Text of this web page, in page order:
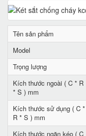
Tên sản phẩm
Model
Trọng lượng
Kích thước ngoài ( C * R
* S ) mm
Kích thước sử dụng ( C *
R * S ) mm
Kích thước ngăn kéo ( C